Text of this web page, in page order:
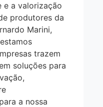
e a valorização
produtores da
Marini,
trazem
soluções para
a nossa